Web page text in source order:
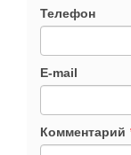
Телефон
E-mail
Комментарий